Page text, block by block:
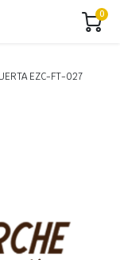
0
EZC-FT-027